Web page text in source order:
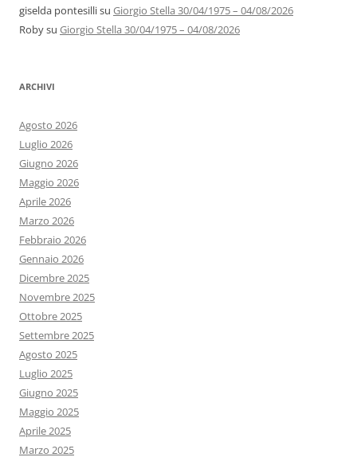
giselda pontesillisu Giorgio Stella 30/04/1975 – 04/08/2026
Robysu Giorgio Stella 30/04/1975 – 04/08/2026
ARCHIVI
Agosto 2026
Luglio 2026
Giugno 2026
Maggio 2026
Aprile 2026
Marzo 2026
Febbraio 2026
Gennaio 2026
Dicembre 2025
Novembre 2025
Ottobre 2025
Settembre 2025
Agosto 2025
Luglio 2025
Giugno 2025
Maggio 2025
Aprile 2025
Marzo 2025